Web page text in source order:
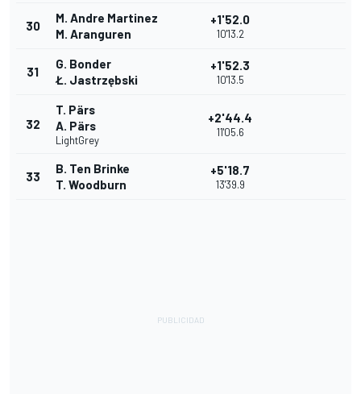
30
M. Andre Martinez
M. Aranguren
+1'52.0
10'13.2
31
G. Bonder
Ł. Jastrzębski
+1'52.3
10'13.5
32
T. Pärs
A. Pärs
LightGrey
+2'44.4
11'05.6
33
B. Ten Brinke
T. Woodburn
+5'18.7
13'39.9